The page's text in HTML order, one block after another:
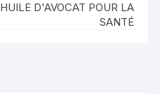
D'AVOCAT POUR LA
SANTÉ